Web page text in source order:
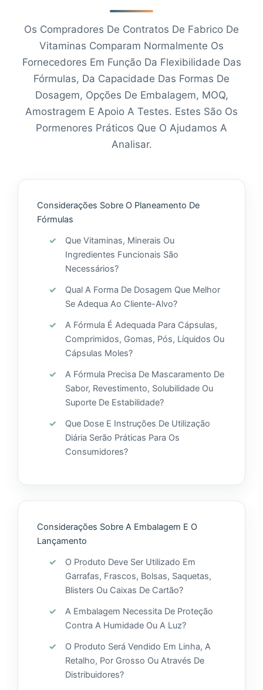
Os Compradores De Contratos De Fabrico De
Vitaminas Comparam Normalmente Os
Fornecedores Em Função Da Flexibilidade Das
Fórmulas, Da Capacidade Das Formas De
Dosagem, Opções De Embalagem, MOQ,
Amostragem E Apoio A Testes. Estes São Os
Pormenores Práticos Que O Ajudamos A
Analisar.
Considerações Sobre O Planeamento De
Fórmulas
Que Vitaminas, Minerais Ou
Ingredientes Funcionais São
Necessários?
Qual A Forma De Dosagem Que Melhor
Se Adequa Ao Cliente-Alvo?
A Fórmula É Adequada Para Cápsulas,
Comprimidos, Gomas, Pós, Líquidos Ou
Cápsulas Moles?
A Fórmula Precisa De Mascaramento De
Sabor, Revestimento, Solubilidade Ou
Suporte De Estabilidade?
Que Dose E Instruções De Utilização
Diária Serão Práticas Para Os
Consumidores?
Considerações Sobre A Embalagem E O
Lançamento
O Produto Deve Ser Utilizado Em
Garrafas, Frascos, Bolsas, Saquetas,
Blisters Ou Caixas De Cartão?
A Embalagem Necessita De Proteção
Contra A Humidade Ou A Luz?
O Produto Será Vendido Em Linha, A
Retalho, Por Grosso Ou Através De
Distribuidores?